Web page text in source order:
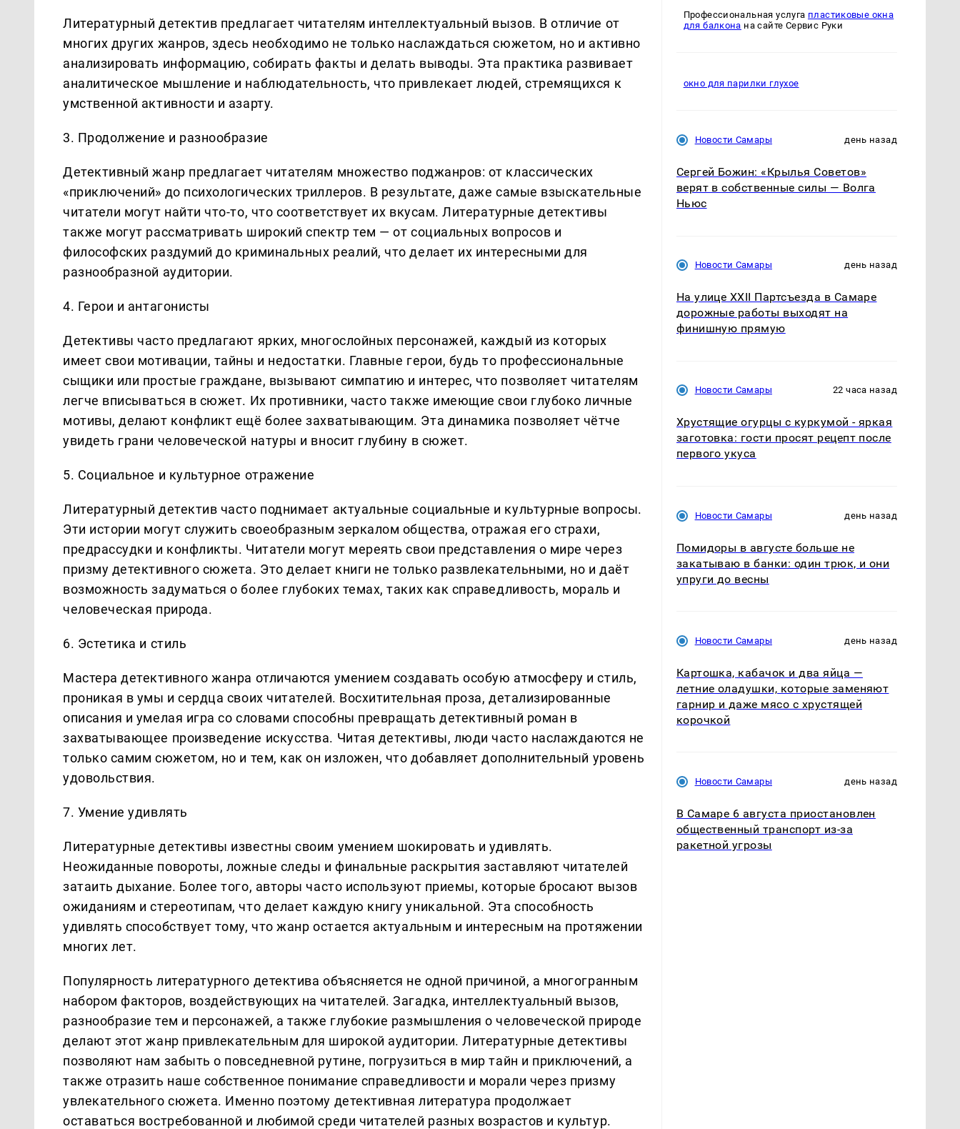
Литературный детектив предлагает читателям интеллектуальный вызов. В отличие от
многих других жанров, здесь необходимо не только наслаждаться сюжетом, но и активно
анализировать информацию, собирать факты и делать выводы. Эта практика развивает
аналитическое мышление и наблюдательность, что привлекает людей, стремящихся к
умственной активности и азарту.
3. Продолжение и разнообразие
Детективный жанр предлагает читателям множество поджанров: от классических
«приключений» до психологических триллеров. В результате, даже самые взыскательные
читатели могут найти что-то, что соответствует их вкусам. Литературные детективы
также могут рассматривать широкий спектр тем — от социальных вопросов и
философских раздумий до криминальных реалий, что делает их интересными для
разнообразной аудитории.
4. Герои и антагонисты
Детективы часто предлагают ярких, многослойных персонажей, каждый из которых
имеет свои мотивации, тайны и недостатки. Главные герои, будь то профессиональные
сыщики или простые граждане, вызывают симпатию и интерес, что позволяет читателям
легче вписываться в сюжет. Их противники, часто также имеющие свои глубоко личные
мотивы, делают конфликт ещё более захватывающим. Эта динамика позволяет чётче
увидеть грани человеческой натуры и вносит глубину в сюжет.
5. Социальное и культурное отражение
Литературный детектив часто поднимает актуальные социальные и культурные вопросы.
Эти истории могут служить своеобразным зеркалом общества, отражая его страхи,
предрассудки и конфликты. Читатели могут мереять свои представления о мире через
призму детективного сюжета. Это делает книги не только развлекательными, но и даёт
возможность задуматься о более глубоких темах, таких как справедливость, мораль и
человеческая природа.
6. Эстетика и стиль
Мастера детективного жанра отличаются умением создавать особую атмосферу и стиль,
проникая в умы и сердца своих читателей. Восхитительная проза, детализированные
описания и умелая игра со словами способны превращать детективный роман в
захватывающее произведение искусства. Читая детективы, люди часто наслаждаются не
только самим сюжетом, но и тем, как он изложен, что добавляет дополнительный уровень
удовольствия.
7. Умение удивлять
Литературные детективы известны своим умением шокировать и удивлять.
Неожиданные повороты, ложные следы и финальные раскрытия заставляют читателей
затаить дыхание. Более того, авторы часто используют приемы, которые бросают вызов
ожиданиям и стереотипам, что делает каждую книгу уникальной. Эта способность
удивлять способствует тому, что жанр остается актуальным и интересным на протяжении
многих лет.
Популярность литературного детектива объясняется не одной причиной, а многогранным
набором факторов, воздействующих на читателей. Загадка, интеллектуальный вызов,
разнообразие тем и персонажей, а также глубокие размышления о человеческой природе
делают этот жанр привлекательным для широкой аудитории. Литературные детективы
позволяют нам забыть о повседневной рутине, погрузиться в мир тайн и приключений, а
также отразить наше собственное понимание справедливости и морали через призму
увлекательного сюжета. Именно поэтому детективная литература продолжает
оставаться востребованной и любимой среди читателей разных возрастов и культур.
Профессиональная услуга пластиковые окна
для балкона на сайте Сервис Руки
окно для парилки глухое
Новости Самары день назад
Сергей Божин: «Крылья Советов»
верят в собственные силы — Волга
Ньюс
Новости Самары день назад
На улице XXII Партсъезда в Самаре
дорожные работы выходят на
финишную прямую
Новости Самары 22 часа назад
Хрустящие огурцы с куркумой - яркая
заготовка: гости просят рецепт после
первого укуса
Новости Самары день назад
Помидоры в августе больше не
закатываю в банки: один трюк, и они
упруги до весны
Новости Самары день назад
Картошка, кабачок и два яйца —
летние оладушки, которые заменяют
гарнир и даже мясо с хрустящей
корочкой
Новости Самары день назад
В Самаре 6 августа приостановлен
общественный транспорт из-за
ракетной угрозы